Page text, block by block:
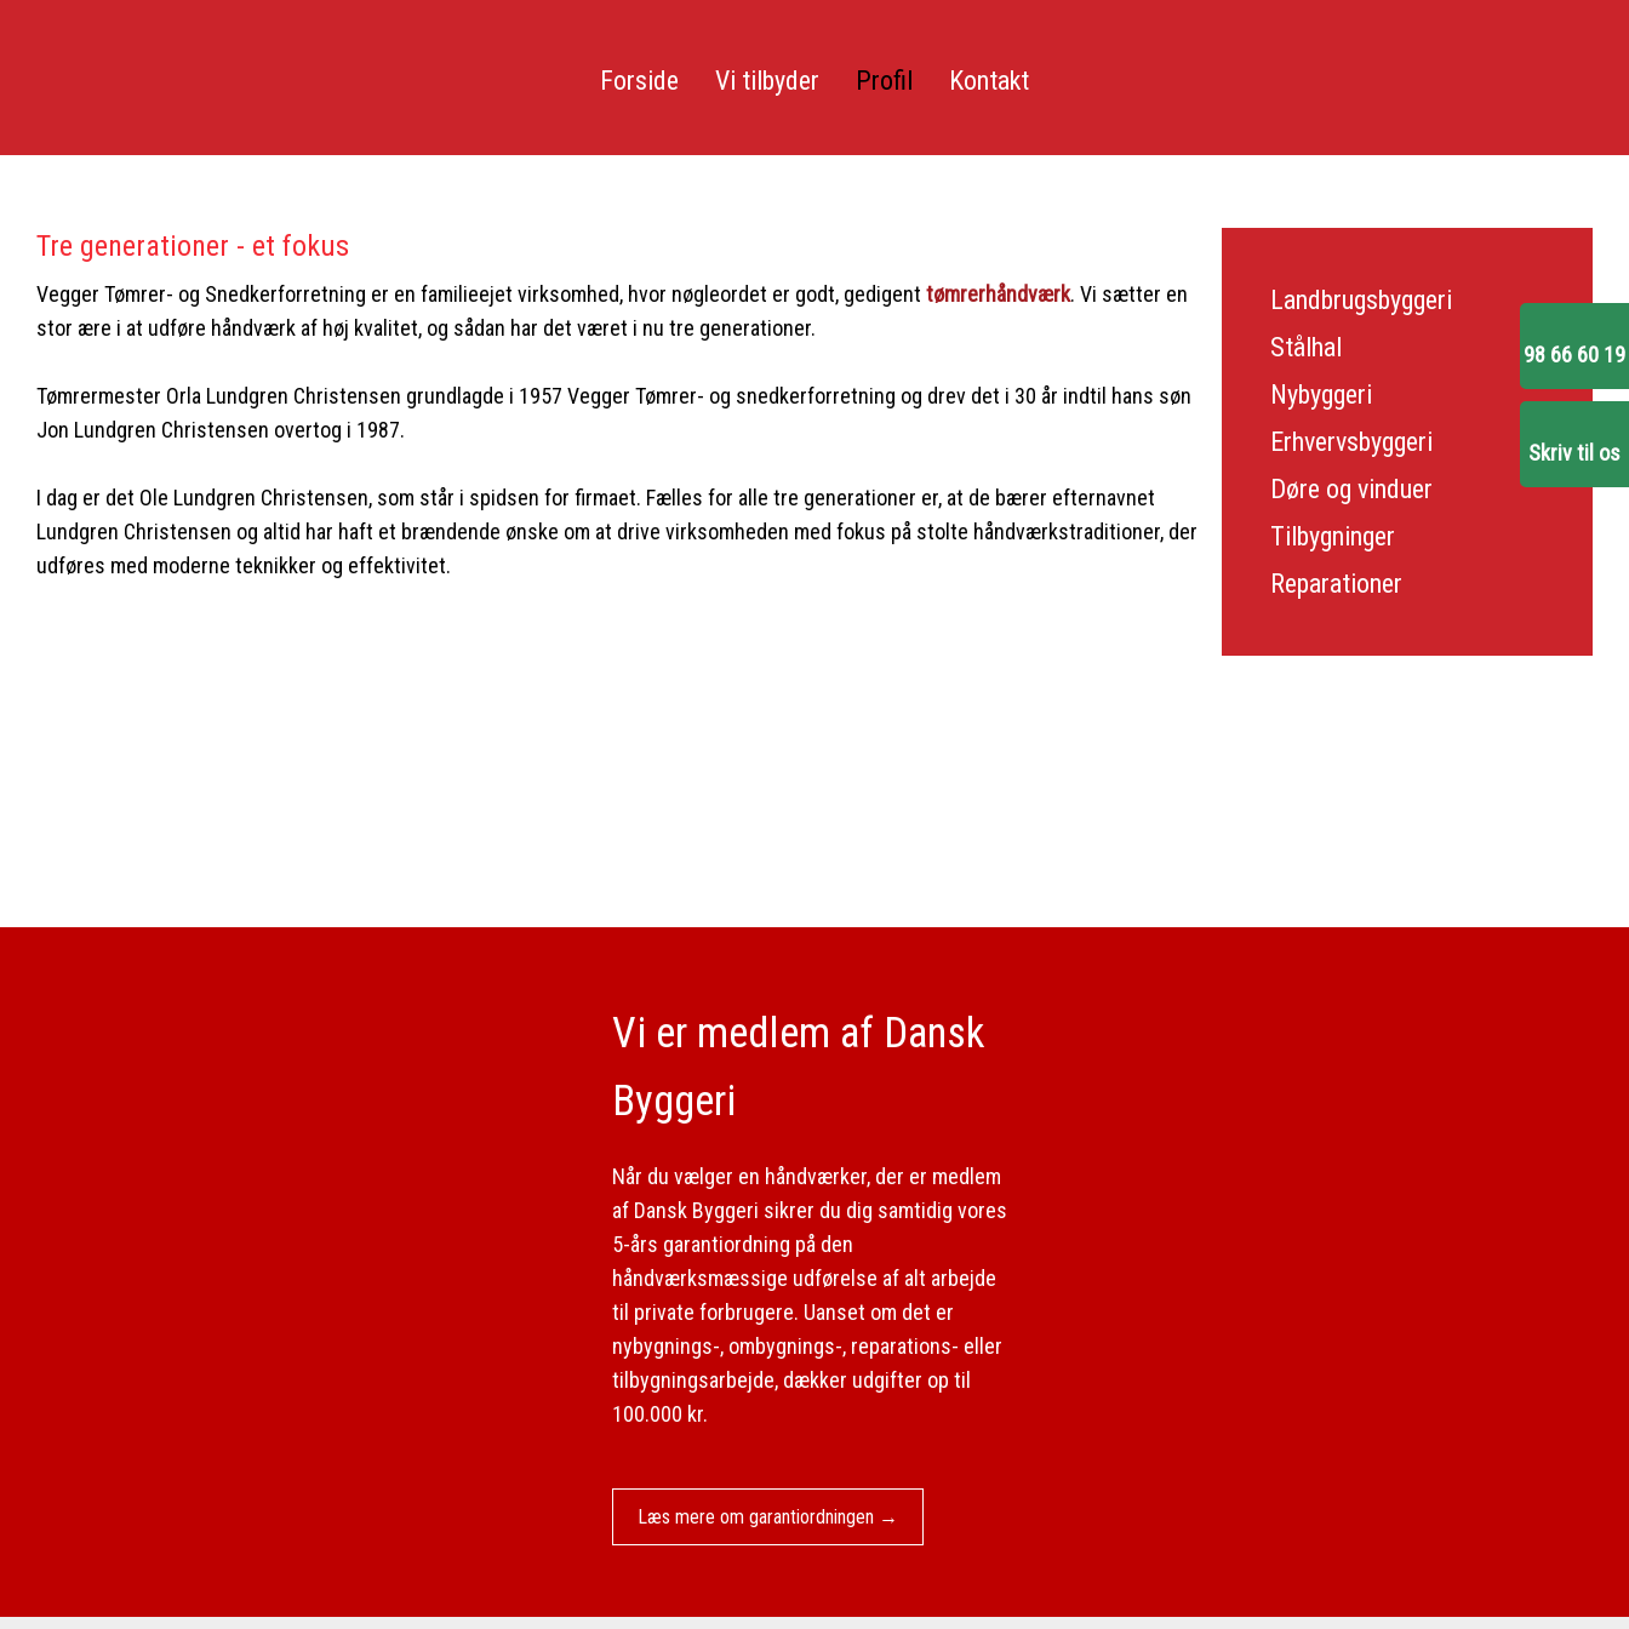
Forside Vi tilbyder Profil Kontakt
Tre generationer - et fokus
​Vegger Tømrer- og Snedkerforretning er en familieejet virksomhed, hvor nøgleordet er godt, gedigent tømrerhåndværk. Vi sætter en
stor ære i at udføre håndværk af høj kvalitet, og sådan har det været i nu tre generationer.
Tømrermester Orla Lundgren Christensen grundlagde i 1957 Vegger Tømrer- og snedkerforretning og drev det i 30 år indtil hans søn
Jon Lundgren Christensen overtog i 1987.
I dag er det Ole Lundgren Christensen, som står i spidsen for firmaet. Fælles for alle tre generationer er, at de bærer efternavnet
Lundgren Christensen og altid har haft et brændende ønske om at drive virksomheden med fokus på stolte håndværkstraditioner, der
udføres med moderne teknikker og effektivitet.​
Landbrugsbyggeri
Stålhal
Nybyggeri
Erhvervsbyggeri
Døre og vinduer
Tilbygninger
Reparationer
​Vi er medlem af Dansk
Byggeri
​Når du vælger en håndværker, der er medlem
af Dansk Byggeri sikrer du dig samtidig vores
5-års garantiordning på den
håndværksmæssige udførelse af alt arbejde
til private forbrugere. Uanset om det er
nybygnings-, ombygnings-, reparations- eller
tilbygningsarbejde, dækker udgifter op til
100.000 kr.
Læs mere om garantiordningen →​
98 66 60 19
Skriv til os